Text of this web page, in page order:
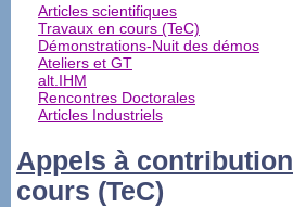
Articles scientifiques
Travaux en cours (TeC)
Démonstrations-Nuit des démos
Ateliers et GT
alt.IHM
Rencontres Doctorales
Articles Industriels
Appels à contribution
cours (TeC)